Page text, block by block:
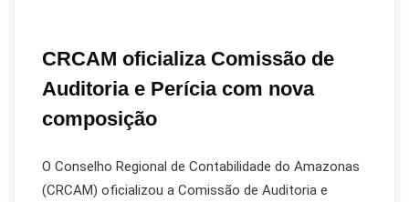
CRCAM oficializa Comissão de
Auditoria e Perícia com nova
composição
O Conselho Regional de Contabilidade do Amazonas
(CRCAM) oficializou a Comissão de Auditoria e